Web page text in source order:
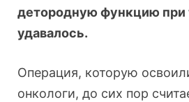
детородную функцию при
удавалось.
Операция, которую
онкологи, до сих пор